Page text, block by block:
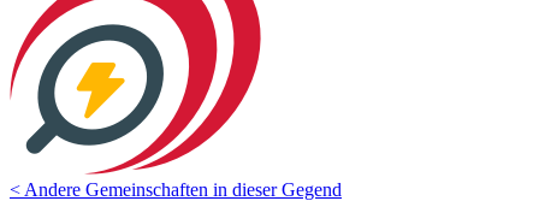
< Andere Gemeinschaften in dieser Gegend